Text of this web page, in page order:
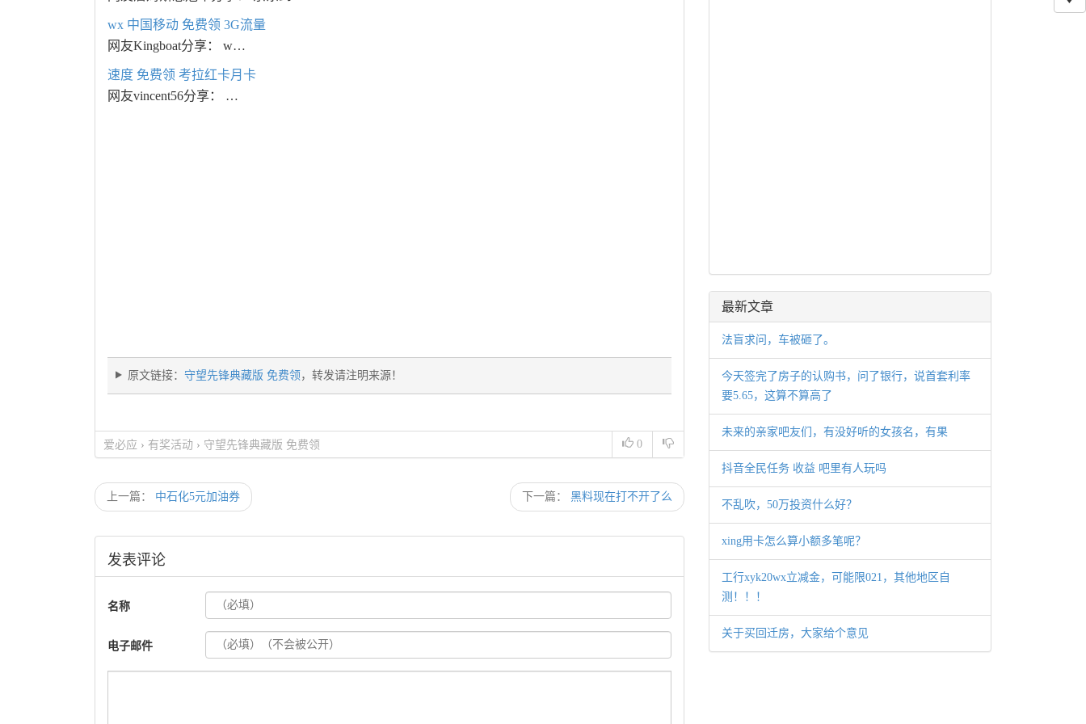
wx 中国移动 免费领 3G流量
网友Kingboat分享： w…
速度 免费领 考拉红卡月卡
网友vincent56分享： …
原文链接： 守望先锋典藏版 免费领，转发请注明来源！
0
爱必应 › 有奖活动 › 守望先锋典藏版 免费领
上一篇： 中石化5元加油券 下一篇： 黑料现在打不开了么
发表评论
名称
电子邮件
最新文章
法盲求问，车被砸了。
今天签完了房子的认购书，问了银行，说首套利率
要5.65，这算不算高了
未来的亲家吧友们，有没好听的女孩名，有果
抖音全民任务 收益 吧里有人玩吗
不乱吹，50万投资什么好？
xing用卡怎么算小额多笔呢？
工行xyk20wx立减金，可能限021，其他地区自
测！！！
关于买回迁房，大家给个意见